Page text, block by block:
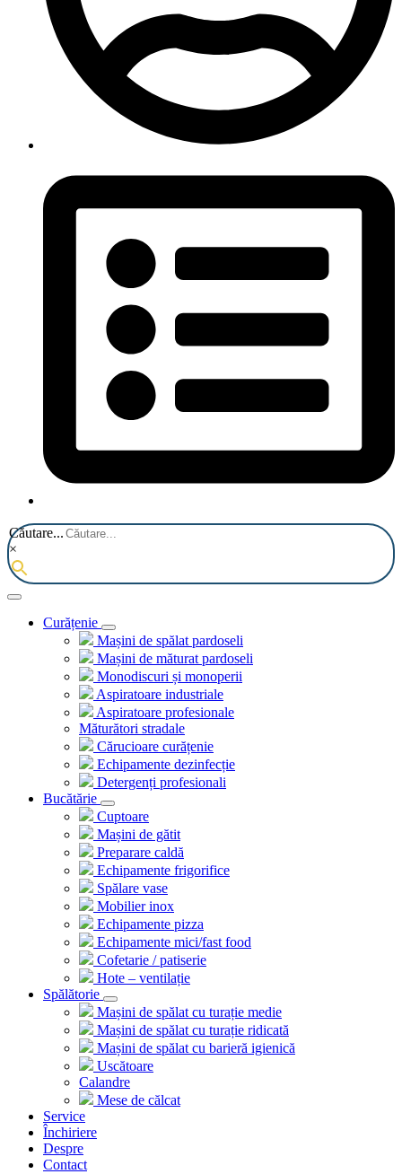
Căutare...
×
Curățenie
Mașini de spălat pardoseli
Mașini de măturat pardoseli
Monodiscuri și monoperii
Aspiratoare industriale
Aspiratoare profesionale
Măturători stradale
Cărucioare curățenie
Echipamente dezinfecție
Detergenți profesionali
Bucătărie
Cuptoare
Mașini de gătit
Preparare caldă
Echipamente frigorifice
Spălare vase
Mobilier inox
Echipamente pizza
Echipamente mici/fast food
Cofetarie / patiserie
Hote – ventilație
Spălătorie
Mașini de spălat cu turație medie
Mașini de spălat cu turație ridicată
Mașini de spălat cu barieră igienică
Uscătoare
Calandre
Mese de călcat
Service
Închiriere
Despre
Contact